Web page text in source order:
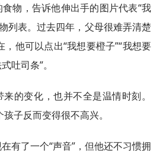
物，告诉他伸出手的图片代表“我
列表。过去四年，父母很难弄清楚
他可以点出“我想要橙子”“我想要
吐司条”。
的变化，也并不全是温情时刻。
子反而变得很不高兴。
有了一个“声音”，但他还不习惯拥